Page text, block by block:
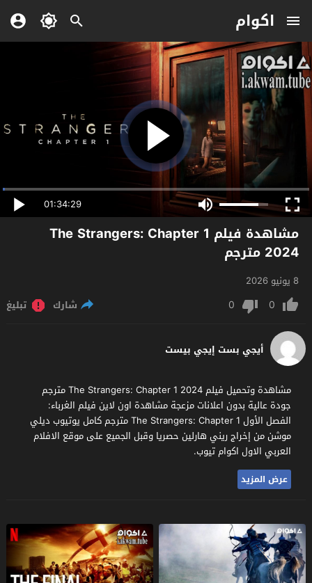
اكوام
01:34:29
مشاهدة فيلم The Strangers: Chapter 1
2024 مترجم
8 يونيو 2026
0
0 شارك تبليغ
أيجي بست إيجي بيست
مشاهدة وتحميل فيلم The Strangers: Chapter 1 2024 مترجم
جودة عالية بدون اعلانات مزعجة مشاهدة اون لاين فيلم الغرباء:
الفصل الأول The Strangers: Chapter 1 مترجم كامل يوتيوب ديلي
موشن من إخراج ريني هارلين حصريا وقبل الجميع على موقع الافلام
العربي الاول اكوام تيوب.
عرض المزيد